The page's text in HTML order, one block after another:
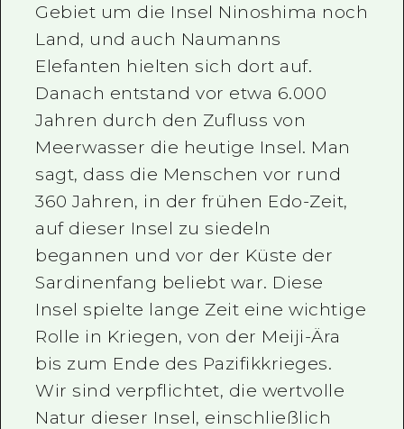
Gebiet um die Insel Ninoshima noch
Land, und auch Naumanns
Elefanten hielten sich dort auf.
Danach entstand vor etwa 6.000
Jahren durch den Zufluss von
Meerwasser die heutige Insel. Man
sagt, dass die Menschen vor rund
360 Jahren, in der frühen Edo-Zeit,
auf dieser Insel zu siedeln
begannen und vor der Küste der
Sardinenfang beliebt war. Diese
Insel spielte lange Zeit eine wichtige
Rolle in Kriegen, von der Meiji-Ära
bis zum Ende des Pazifikkrieges.
Wir sind verpflichtet, die wertvolle
Natur dieser Insel, einschließlich